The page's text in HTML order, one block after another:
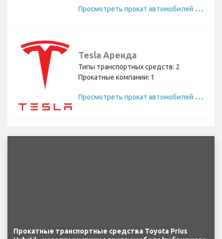
П
росмотреть прокат автомобилей Toyota
Tesla Аренда
Типы транспортных средств: 2
Прокатные компании: 1
П
росмотреть прокат автомобилей Tesla
Прокатные транспортные средства Toyota Prius